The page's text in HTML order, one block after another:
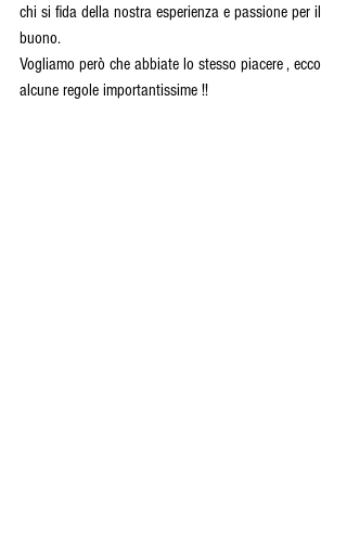
chi si fida della nostra esperienza e passione per il
buono.
Vogliamo però che abbiate lo stesso piacere , ecco
alcune regole importantissime !!